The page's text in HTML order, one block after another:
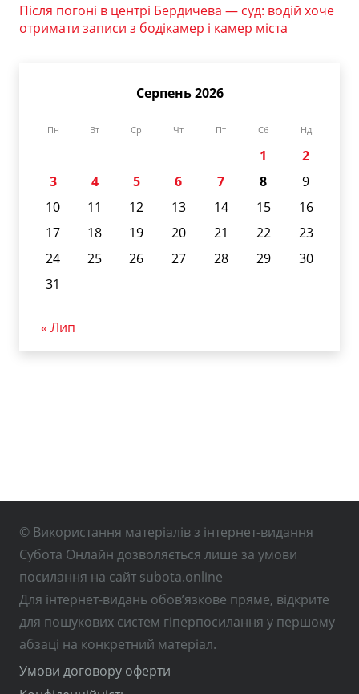
Після погоні в центрі Бердичева — суд: водій хоче
отримати записи з бодікамер і камер міста
Серпень 2026
Пн Вт Ср Чт Пт Сб Нд
1
2
3
4 5 6 7 8
9
10
11 12 13 14 15
16
17
18 19 20 21 22
23
24
25 26 27 28 29
30
31
« Лип
© Використання матеріалів з інтернет-видання
Субота Онлайн дозволяється лише за умови
посилання на сайт subota.online
Для інтернет-видань обов’язкове пряме, відкрите
для пошукових систем гіперпосилання у першому
абзаці на конкретний матеріал.
Умови договору оферти